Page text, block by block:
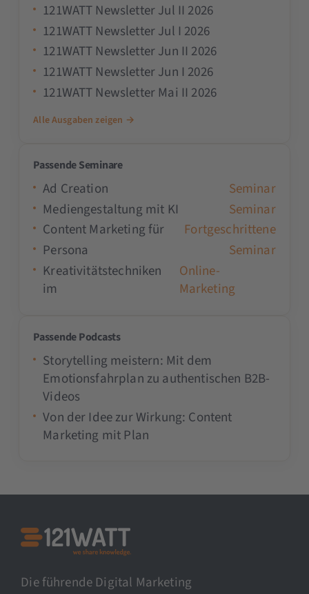
121WATT Newsletter Jul II 2026
121WATT Newsletter Jul I 2026
121WATT Newsletter Jun II 2026
121WATT Newsletter Jun I 2026
121WATT Newsletter Mai II 2026
Alle Ausgaben zeigen →
Passende Seminare
Ad Creation
Seminar
Mediengestaltung mit KI
Seminar
Content Marketing für
Fortgeschrittene
Persona
Seminar
Kreativitätstechniken
im
Online-
Marketing
Passende Podcasts
Storytelling meistern: Mit dem
Emotionsfahrplan zu authentischen B2B-
Videos
Von der Idee zur Wirkung: Content
Marketing mit Plan
Die führende Digital Marketing